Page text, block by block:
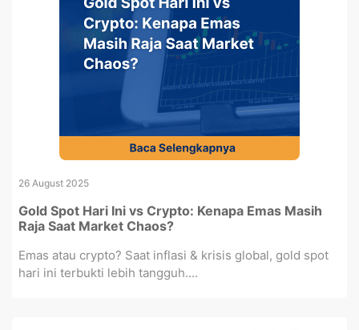
26 August 2025
Gold Spot Hari Ini vs Crypto: Kenapa Emas Masih
Raja Saat Market Chaos?
Emas atau crypto? Saat inflasi & krisis global, gold spot
hari ini terbukti lebih tangguh....